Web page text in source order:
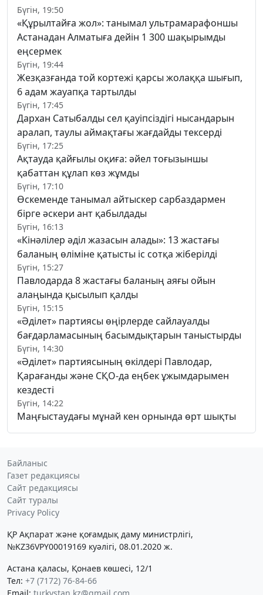
Бүгін, 19:50
«Құрылтайға жол»: танымал ультрамарафоншы
Астанадан Алматыға дейін 1 300 шақырымды
еңсермек
Бүгін, 19:44
Жезқазғанда той кортежі қарсы жолаққа шығып,
6 адам жауапқа тартылды
Бүгін, 17:45
Дархан Сатыбалды сел қауіпсіздігі нысандарын
аралап, таулы аймақтағы жағдайды тексерді
Бүгін, 17:25
Ақтауда қайғылы оқиға: әйел тоғызыншы
қабаттан құлап көз жұмды
Бүгін, 17:10
Өскеменде танымал айтыскер сарбаздармен
бірге әскери ант қабылдады
Бүгін, 16:13
«Кінәлілер әділ жазасын алады»: 13 жастағы
баланың өліміне қатысты іс сотқа жіберілді
Бүгін, 15:27
Павлодарда 8 жастағы баланың аяғы ойын
алаңында қысылып қалды
Бүгін, 15:15
«Әділет» партиясы өңірлерде сайлауалды
бағдарламасының басымдықтарын таныстырды
Бүгін, 14:30
«Әділет» партиясының өкілдері Павлодар,
Қарағанды және СҚО-да еңбек ұжымдарымен
кездесті
Бүгін, 14:22
Маңғыстаудағы мұнай кен орнында өрт шықты
Байланыс
Газет редакциясы
Сайт редакциясы
Сайт туралы
Privacy Policy
ҚР Ақпарат және қоғамдық даму министрлігі,
№KZ36VPY00019169 куәлігі, 08.01.2020 ж.
Астана қаласы, Қонаев көшесі, 12/1
Тел: +7 (7172) 76-84-66